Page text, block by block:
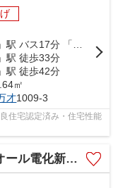
」駅 バス17分 「榎」 停歩12分
」駅 徒歩33分
」駅 徒歩42分
㎡
才1009-3
住宅認定済み・住宅性能
3号棟 長期優良住宅